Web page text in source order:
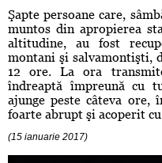
Şapte persoane care,
muntos din apropierea
altitudine, au fost
montani şi salvamontişti,
12 ore. La ora
îndreaptă împreună cu
ajunge peste câteva
foarte abrupt şi acoperit
(15 ianuarie 2017)